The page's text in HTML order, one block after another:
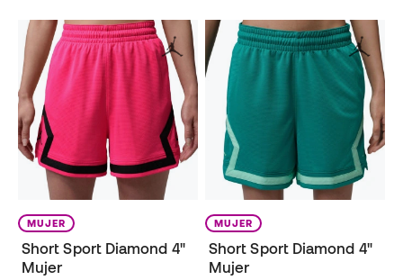
MUJER
Short Sport Diamond 4"
Mujer
MUJER
Short Sport Diamond 4"
Mujer